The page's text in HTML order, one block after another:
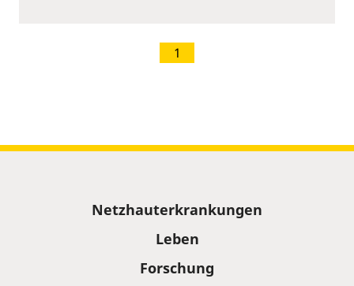
1
Netzhauterkrankungen
Leben
Forschung